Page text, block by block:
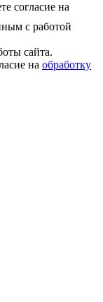
согласие на
с работой
сайта.
на обработку